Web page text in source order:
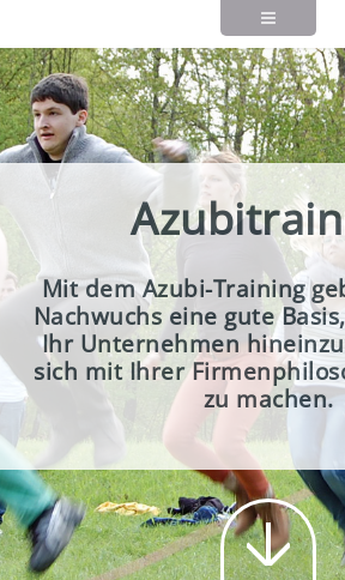
Mit dem Azubi-Training
Nachwuchs eine gute
Ihr Unternehmen
sich mit Ihrer
zu machen.
weiter